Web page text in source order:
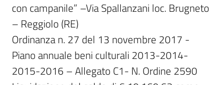
con campanile” –Via Spallanzani loc. Brugneto
– Reggiolo (RE)
Ordinanza n. 27 del 13 novembre 2017 -
Piano annuale beni culturali 2013-2014-
2015-2016 – Allegato C1- N. Ordine 2590